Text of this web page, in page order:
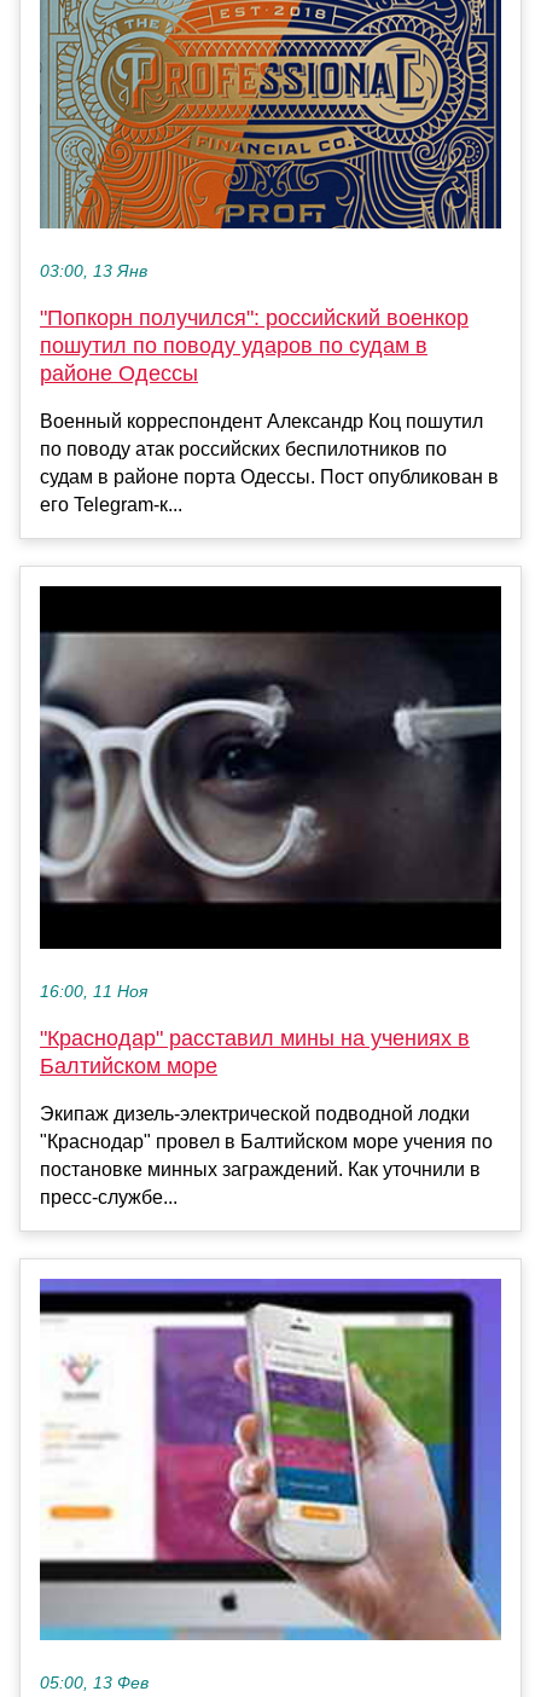
03:00, 13 Янв
"Попкорн получился": российский военкор
пошутил по поводу ударов по судам в
районе Одессы
Военный корреспондент Александр Коц пошутил
по поводу атак российских беспилотников по
судам в районе порта Одессы. Пост опубликован в
его Telegram-к...
16:00, 11 Ноя
"Краснодар" расставил мины на учениях в
Балтийском море
Экипаж дизель-электрической подводной лодки
"Краснодар" провел в Балтийском море учения по
постановке минных заграждений. Как уточнили в
пресс-службе...
05:00, 13 Фев